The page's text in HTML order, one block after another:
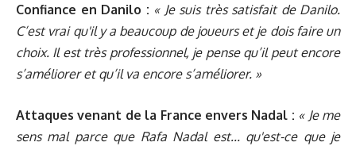
Confiance en Danilo : « Je suis très satisfait de Danilo.
C’est vrai qu'il y a beaucoup de joueurs et je dois faire un
choix. Il est très professionnel, je pense qu’il peut encore
s’améliorer et qu’il va encore s’améliorer. »
Attaques venant de la France envers Nadal : « Je me
sens mal parce que Rafa Nadal est... qu'est-ce que je